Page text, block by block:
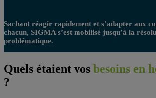
Sachant réagir rapidement et s’adapter aux
chacun, SIGMA s’est mobilisé jusqu’à la
problématique.
Quels étaient vos besoins en
?